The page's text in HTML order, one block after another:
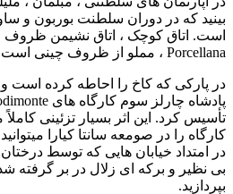
بینید که در دوران سلطنت بوربون و
Porcellana ، مملو از ظروف چینی است.
در پارکی که کاخ را احاطه کرده است
تأسیس کرد. این اثر بسیار تزئینی
کارگاه را در صومعه سانتا کیارا
در امتداد خیابان هایی که توسط
بی نظیر و برکه ای زلال در بر گرفته
بپردازید.